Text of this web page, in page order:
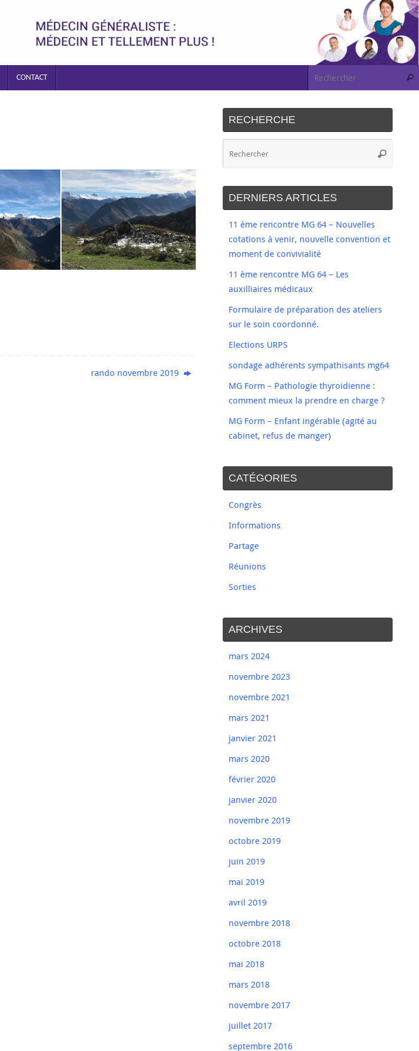
CONTACT
rando novembre 2019
RECHERCHE
DERNIERS ARTICLES
11 ème rencontre MG 64 – Nouvelles
cotations à venir, nouvelle convention et
moment de convivialité
11 ème rencontre MG 64 – Les
auxilliaires médicaux
Formulaire de préparation des ateliers
sur le soin coordonné.
Elections URPS
sondage adhérents sympathisants mg64
MG Form – Pathologie thyroidienne :
comment mieux la prendre en charge ?
MG Form – Enfant ingérable (agité au
cabinet, refus de manger)
CATÉGORIES
Congrès
Informations
Partage
Réunions
Sorties
ARCHIVES
mars 2024
novembre 2023
novembre 2021
mars 2021
janvier 2021
mars 2020
février 2020
janvier 2020
novembre 2019
octobre 2019
juin 2019
mai 2019
avril 2019
novembre 2018
octobre 2018
mai 2018
mars 2018
novembre 2017
juillet 2017
septembre 2016